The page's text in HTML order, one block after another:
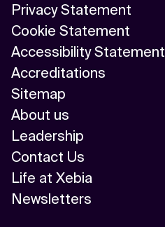
Privacy Statement
Cookie Statement
Accessibility Statement
Accreditations
Sitemap
About us
Leadership
Contact Us
Life at Xebia
Newsletters